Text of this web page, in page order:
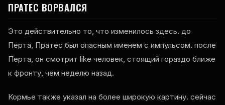
ПРАТЕС ВОРВАЛСЯ
Это действительно то, что изменилось здесь. до
Перта, Пратес был опасным именем с импульсом. после
Перта, он смотрит like человек, стоящий гораздо ближе
к фронту, чем неделю назад.
Кормье также указал на более широкую картину. сейчас